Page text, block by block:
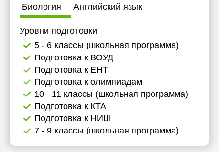
Биология Английский язык
Уровни подготовки
5 - 6 классы (школьная программа)
Подготовка к ВОУД
Подготовка к ЕНТ
Подготовка к олимпиадам
10 - 11 классы (школьная программа)
Подготовка к КТА
Подготовка к НИШ
7 - 9 классы (школьная программа)
15:30
16:00
16:30
17:30
18:30
19:00